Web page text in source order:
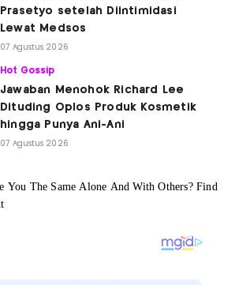
Prasetyo setelah Diintimidasi
Lewat Medsos
07 Agustus 2026
Hot Gossip
Jawaban Menohok Richard Lee
Dituding Oplos Produk Kosmetik
hingga Punya Ani-Ani
07 Agustus 2026